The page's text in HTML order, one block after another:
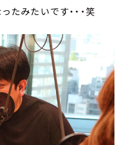
たみたいです・・・笑